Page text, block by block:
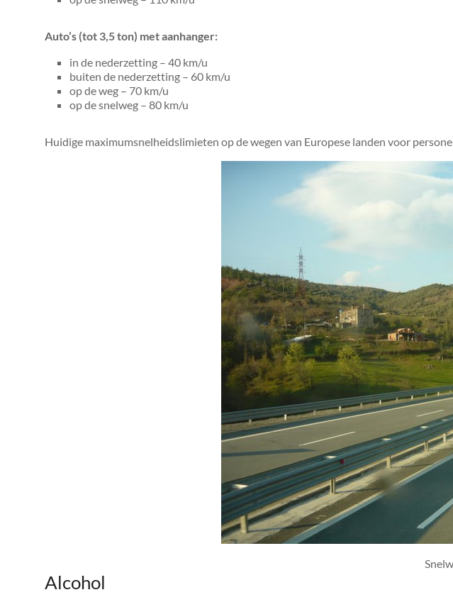
Auto’s (tot 3,5 ton) met aanhanger:
in de nederzetting – 40 km/u
buiten de nederzetting – 60 km/u
op de weg – 70 km/u
op de snelweg – 80 km/u
Huidige maximumsnelheidslimieten op de wegen van Europese landen voor
Alcohol